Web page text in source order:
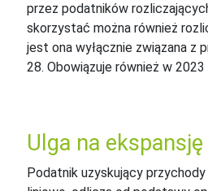
przez podatników
skorzystać można również
jest ona wyłącznie związana z
28. Obowiązuje również w 2023
Ulga na ekspansję
Podatnik uzyskujący